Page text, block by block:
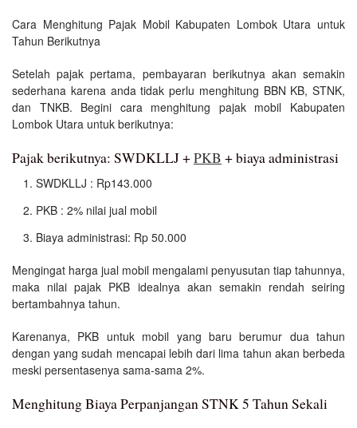
Cara Menghitung Pajak Mobil Kabupaten Lombok Utara untuk
Tahun Berikutnya
Setelah pajak pertama, pembayaran berikutnya akan semakin
sederhana karena anda tidak perlu menghitung BBN KB, STNK,
dan TNKB. Begini cara menghitung pajak mobil Kabupaten
Lombok Utara untuk berikutnya:
Pajak berikutnya: SWDKLLJ +PKB + biaya administrasi
SWDKLLJ : Rp143.000
PKB : 2% nilai jual mobil
Biaya administrasi: Rp 50.000
Mengingat harga jual mobil mengalami penyusutan tiap tahunnya,
maka nilai pajak PKB idealnya akan semakin rendah seiring
bertambahnya tahun.
Karenanya, PKB untuk mobil yang baru berumur dua tahun
dengan yang sudah mencapai lebih dari lima tahun akan berbeda
meski persentasenya sama-sama 2%.
Menghitung Biaya Perpanjangan STNK 5 Tahun Sekali